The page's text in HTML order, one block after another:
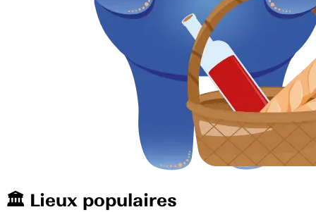
🏛️️ Lieux populaires